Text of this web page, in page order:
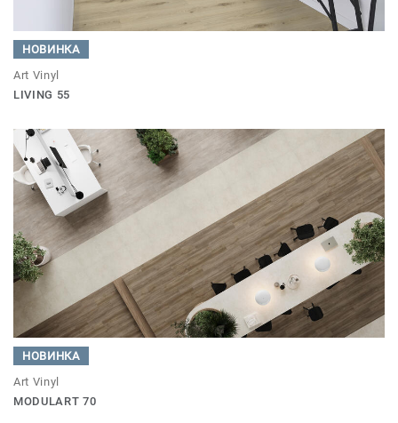
НОВИНКА
Art Vinyl
LIVING 55
НОВИНКА
Art Vinyl
MODULART 70